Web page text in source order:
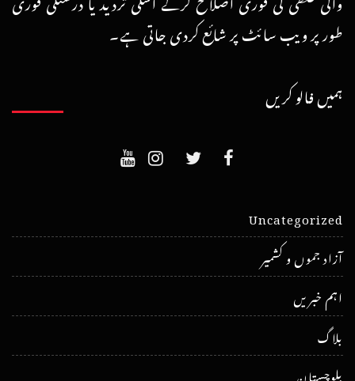
طور پر ویب سائٹ پر شائع کردی جاتی ہے۔
ہمیں فالو کریں
Uncategorized
آزاد جموں و کشمیر
اہم خبریں
بلاگ
بلوچستان